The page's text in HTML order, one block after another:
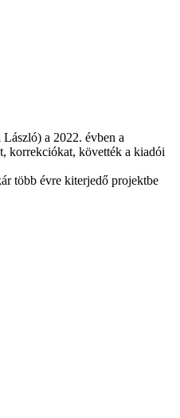
a 2022. évben a
korrekciókat, követték a kiadói
több évre kiterjedő projektbe